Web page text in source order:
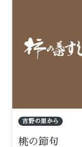
吉野の里から
桃の節句